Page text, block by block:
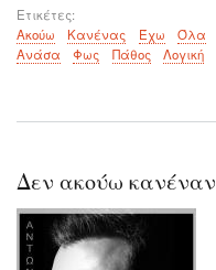
Ετικέτες
Ακούω
Κανένας Έχω Όλα
Ανάσα
Φως Πάθος Λογική
Δεν ακούω κανέναν